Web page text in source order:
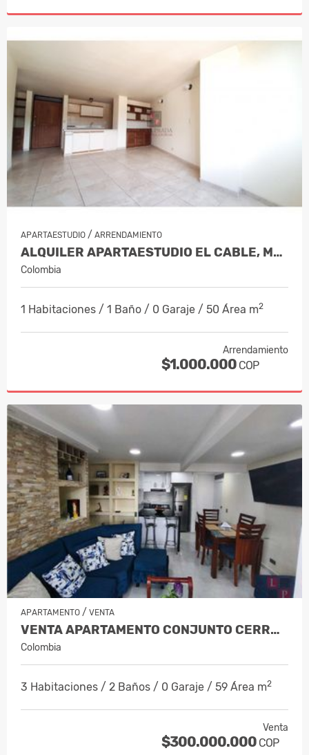
APARTAESTUDIO / ARRENDAMIENTO
ALQUILER APARTAESTUDIO EL CABLE, MANI…
Colombia
1 Habitaciones / 1 Baño / 0 Garaje / 50 Área m2
Arrendamiento
$1.000.000 COP
APARTAMENTO / VENTA
VENTA APARTAMENTO CONJUNTO CERRADO SE…
Colombia
3 Habitaciones / 2 Baños / 0 Garaje / 59 Área m2
Venta
$300.000.000 COP